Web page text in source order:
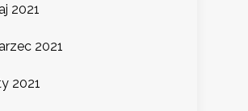
2021
2021
2021